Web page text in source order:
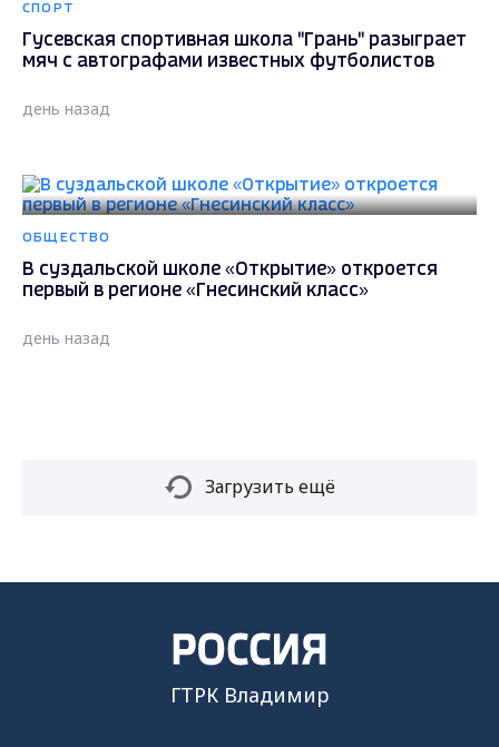
СПОРТ
Гусевская спортивная школа "Грань" разыграет
мяч с автографами известных футболистов
день назад
ОБЩЕСТВО
В суздальской школе «Открытие» откроется
первый в регионе «Гнесинский класс»
день назад
Загрузить ещё
ГТРК Владимир